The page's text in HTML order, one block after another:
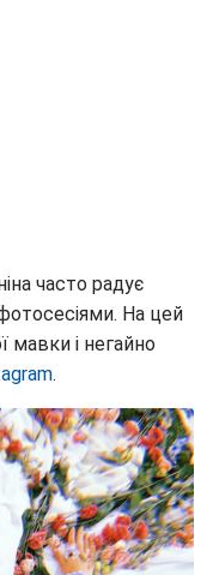
часто радує
На цей
мавки і негайно
.